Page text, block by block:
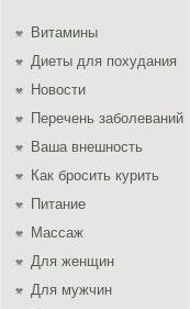
Витамины
Диеты для похудания
Новости
Перечень заболеваний
Ваша внешность
Как бросить курить
Питание
Массаж
Для женщин
Для мужчин